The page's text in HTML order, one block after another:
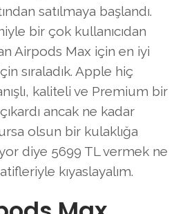
satılmaya başlandı.
bir çok kullanıcıdan
Airpods Max için en iyi
sıraladık. Apple hiç
kaliteli ve Premium bir
ancak ne kadar
olsun bir kulaklığa
diye 5699 TL vermek ne
kıyaslayalım.